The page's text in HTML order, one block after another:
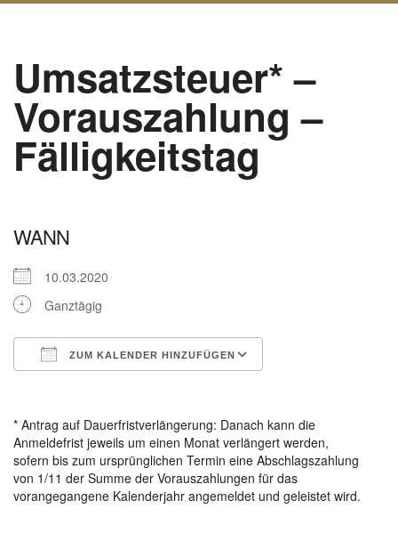
Umsatzsteuer* –
Vorauszahlung –
Fälligkeitstag
WANN
10.03.2020
Ganztägig
ZUM KALENDER HINZUFÜGEN
* Antrag auf Dauerfristverlängerung: Danach kann die
Anmeldefrist jeweils um einen Monat verlängert werden,
sofern bis zum ursprünglichen Termin eine Abschlagszahlung
von 1/11 der Summe der Vorauszahlungen für das
vorangegangene Kalenderjahr angemeldet und geleistet wird.